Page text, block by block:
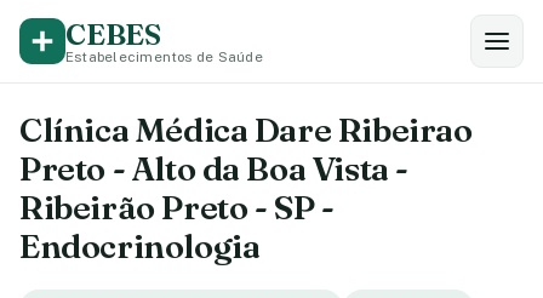
CEBES
Estabelecimentos de Saúde
Clínica Médica Dare Ribeirao
Preto - Alto da Boa Vista -
Ribeirão Preto - SP -
Endocrinologia